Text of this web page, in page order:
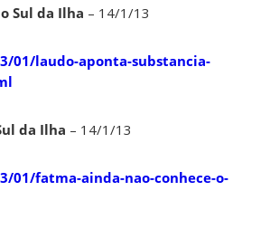
Sul da Ilha – 14/1/13
01/laudo-aponta-substancia-
da Ilha – 14/1/13
fatma-ainda-nao-conhece-o-